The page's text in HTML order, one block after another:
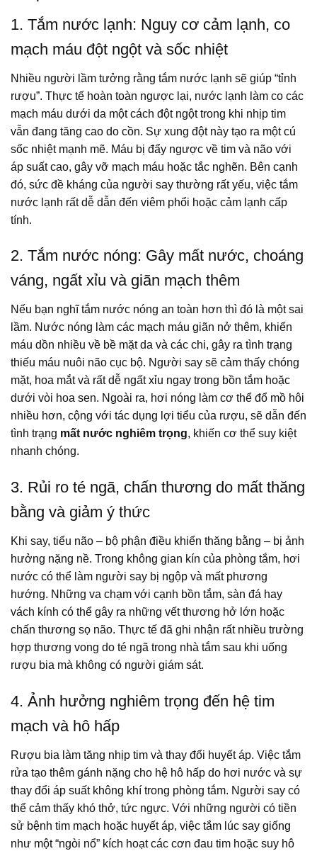
1. Tắm nước lạnh: Nguy cơ cảm lạnh, co
mạch máu đột ngột và sốc nhiệt
Nhiều người lầm tưởng rằng tắm nước lạnh sẽ giúp “tỉnh
rượu”. Thực tế hoàn toàn ngược lại, nước lạnh làm co các
mạch máu dưới da một cách đột ngột trong khi nhịp tim
vẫn đang tăng cao do cồn. Sự xung đột này tạo ra một cú
sốc nhiệt mạnh mẽ. Máu bị đẩy ngược về tim và não với
áp suất cao, gây vỡ mạch máu hoặc tắc nghẽn. Bên cạnh
đó, sức đề kháng của người say thường rất yếu, việc tắm
nước lạnh rất dễ dẫn đến viêm phổi hoặc cảm lạnh cấp
tính.
2. Tắm nước nóng: Gây mất nước, choáng
váng, ngất xỉu và giãn mạch thêm
Nếu bạn nghĩ tắm nước nóng an toàn hơn thì đó là một sai
lầm. Nước nóng làm các mạch máu giãn nở thêm, khiến
máu dồn nhiều về bề mặt da và các chi, gây ra tình trạng
thiếu máu nuôi não cục bộ. Người say sẽ cảm thấy chóng
mặt, hoa mắt và rất dễ ngất xỉu ngay trong bồn tắm hoặc
dưới vòi hoa sen. Ngoài ra, hơi nóng làm cơ thể đổ mồ hôi
nhiều hơn, cộng với tác dụng lợi tiểu của rượu, sẽ dẫn đến
tình trạng mất nước nghiêm trọng, khiến cơ thể suy kiệt
nhanh chóng.
3. Rủi ro té ngã, chấn thương do mất thăng
bằng và giảm ý thức
Khi say, tiểu não – bộ phận điều khiển thăng bằng – bị ảnh
hưởng nặng nề. Trong không gian kín của phòng tắm, hơi
nước có thể làm người say bị ngộp và mất phương
hướng. Những va chạm với cạnh bồn tắm, sàn đá hay
vách kính có thể gây ra những vết thương hở lớn hoặc
chấn thương sọ não. Thực tế đã ghi nhận rất nhiều trường
hợp thương vong do té ngã trong nhà tắm sau khi uống
rượu bia mà không có người giám sát.
4. Ảnh hưởng nghiêm trọng đến hệ tim
mạch và hô hấp
Rượu bia làm tăng nhịp tim và thay đổi huyết áp. Việc tắm
rửa tạo thêm gánh nặng cho hệ hô hấp do hơi nước và sự
thay đổi áp suất không khí trong phòng tắm. Người say có
thể cảm thấy khó thở, tức ngực. Với những người có tiền
sử bệnh tim mạch hoặc huyết áp, việc tắm lúc say giống
như một “ngòi nổ” kích hoạt các cơn đau tim hoặc suy hô